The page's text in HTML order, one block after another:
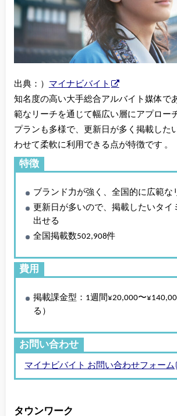
出典：） マイナビバイト
知名度の高い大手総合アルバイト媒体で
範なリーチを通じて幅広い層にアプロー
プランも多様で、更新日が多く掲載した
わせて柔軟に利用できる点が特徴です 。
特徴
ブランド力が強く、全国的に広範な
更新日が多いので、掲載したいタイ
出せる
全国掲載数502,908件
費用
掲載課金型：1週間¥20,000〜
る）
お問い合わせ
マイナビバイト お問い合わせフォーム
タウンワーク